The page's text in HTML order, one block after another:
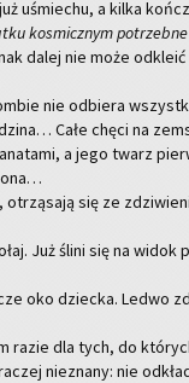
uśmie­chu, a kilka
ko­smicz­nym
dalej nie może
nie od­bie­ra
Całe chęci na
a jego twarz
się ze
Już ślini się na
oko dziec­ka. Ledwo
razie dla tych, do
nie­zna­ny: nie